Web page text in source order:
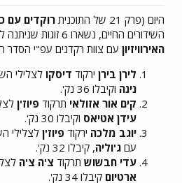
היום (פרק 21 של התוכנית רוקדים עם
השידורים החיים, נשארו 6 זוגות שניתנה להם משימה
האירוויזיון עם צוות רקדנים עפ"י הסדר
לירן בירן ירקוד דיסקו לצלילי
נינה וקיבלו 36 נק'.
קים אור אזולאי תרקוד פיוז'ן
עידן אטיאס וקיבלו 30 נק'.
יוגב מלכה ירקוד פיוז'ן לצלילי
עם ג'וליה, קיבלו 32 נק'.
עדי חבשוש תרקוד צ'ה צ'ה
ארטיום קיבלו 34 נק'.